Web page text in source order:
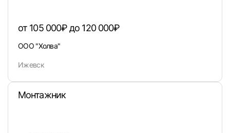
от 105 000₽ до 120 000₽
ООО "Холва"
Ижевск
Монтажник